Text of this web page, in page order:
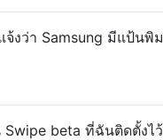
งว่า Samsung มีแป้นพิ
beta ที่ฉันติดตั้งไว้